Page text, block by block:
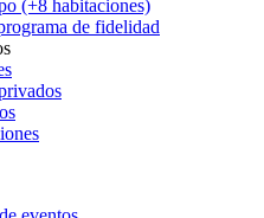
(+8 habitaciones)
de fidelidad